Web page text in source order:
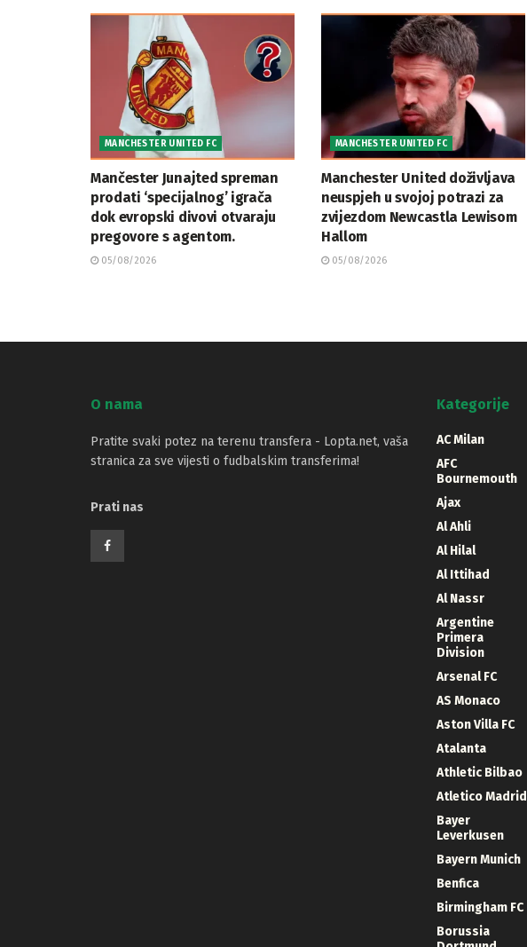
MANCHESTER UNITED FC
Mančester Junajted spreman
prodati ‘specijalnog’ igrača
dok evropski divovi otvaraju
pregovore s agentom.
05/08/2026
MANCHESTER UNITED FC
Manchester United doživljava
neuspjeh u svojoj potrazi za
zvijezdom Newcastla Lewisom
Hallom
05/08/2026
O nama
Pratite svaki potez na terenu transfera - Lopta.net, vaša
stranica za sve vijesti o fudbalskim transferima!
Prati nas
Kategorije
AC Milan
AFC
Bournemouth
Ajax
Al Ahli
Al Hilal
Al Ittihad
Al Nassr
Argentine
Primera
Division
Arsenal FC
AS Monaco
Aston Villa FC
Atalanta
Athletic Bilbao
Atletico Madrid
Bayer
Leverkusen
Bayern Munich
Benfica
Birmingham FC
Borussia